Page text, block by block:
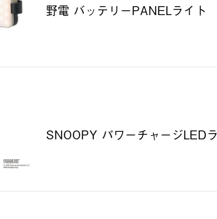
野電 バッテリーPANELライト
SNOOPY パワーチャージLED